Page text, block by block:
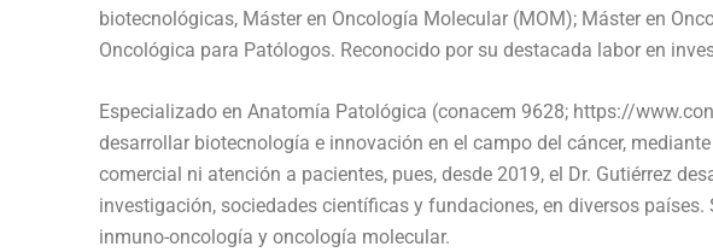
biotecnológicas, Máster en Oncología Molecular (MOM); Máster en
Oncológica para Patólogos. Reconocido por su destacada labor en
Especializado en Anatomía Patológica (conacem 9628; https://
desarrollar biotecnología e innovación en el campo del cáncer,
comercial ni atención a pacientes, pues, desde 2019, el Dr. Gutiérrez
investigación, sociedades científicas y fundaciones, en diversos
inmuno-oncología y oncología molecular.